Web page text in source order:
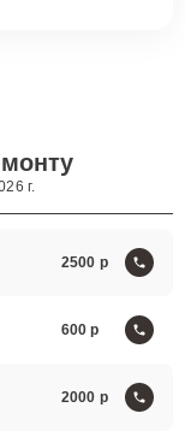
г.
2500
600
2000